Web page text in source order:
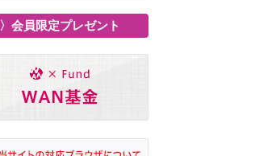
〉会員限定プレゼント